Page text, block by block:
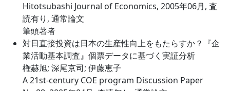
Hitotsubashi Journal of Economics, 2005年06月, 査
読有り, 通常論文
筆頭著者
対日直接投資は日本の生産性向上をもたらすか？『企
業活動基本調査』個票データに基づく実証分析
権赫旭; 深尾京司; 伊藤恵子
A 21st-century COE program Discussion Paper